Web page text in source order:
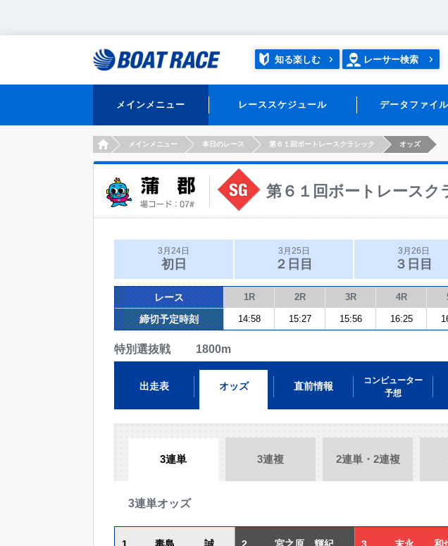
知る楽しむ レーサー検索
メインメニュー レーススケジュール データファイル
HOMEメインメニュー 本日のレース 第６１回ボートレースクラシック オッズ
第６１回ボートレースク
3月24日
初日
3月25日
２日目
3月26日
３日目
レース 1R 2R 3R 4R
締切予定時刻 14:58 15:27 15:56 16:25
特別選抜戦 1800m
出走表 オッズ 直前情報
コンピューター
予想
3連単 3連複 2連単・2連複
3連単オッズ